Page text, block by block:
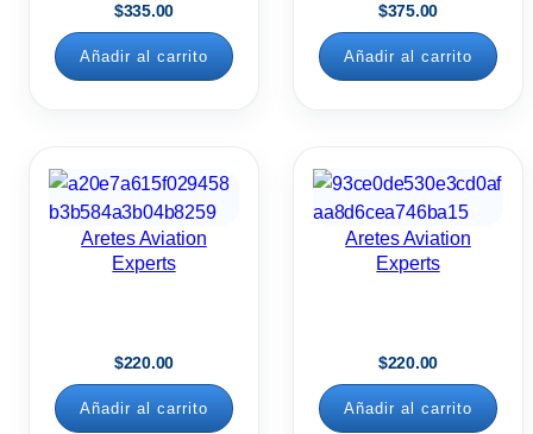
$335.00
Añadir al carrito
$375.00
Añadir al carrito
Aretes Aviation
Experts
$220.00
Añadir al carrito
Aretes Aviation
Experts
$220.00
Añadir al carrito